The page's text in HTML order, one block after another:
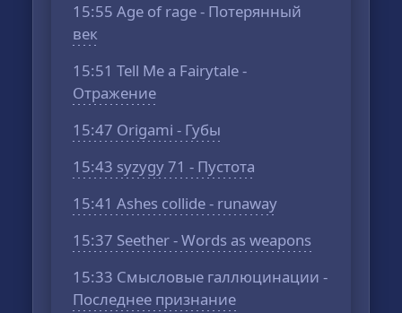
15:55 Age of rage - Потерянный
век
15:51 Tell Me a Fairytale -
Отражение
15:47 Origami - Губы
15:43 syzygy 71 - Пустота
15:41 Ashes collide - runaway
15:37 Seether - Words as weapons
15:33 Смысловые галлюцинации -
Последнее признание